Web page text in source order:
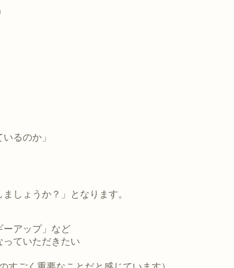
るのか」
しょうか？」となります。
ーアップ」など
っていただきたい